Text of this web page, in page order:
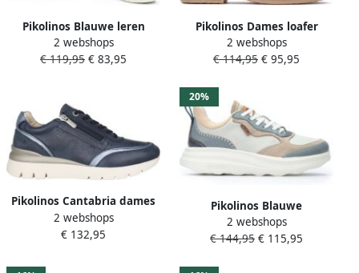
Pikolinos Blauwe leren
damessandaal voor de
zomer
2 webshops
€ 119,95 € 83,95
Pikolinos Dames loafer
collectie van hoogwaardig
leer Blue Dames
2 webshops
€ 114,95 € 95,95
Pikolinos Cantabria dames
sneaker blauw
2 webshops
€ 132,95
20%
Pikolinos Blauwe
Damessneaker Trendy Stijl
2 webshops
€ 144,95 € 115,95